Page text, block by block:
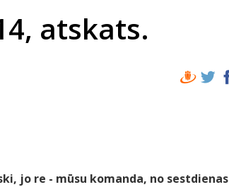
atskats.
jo re - mūsu komanda, no sestdienas